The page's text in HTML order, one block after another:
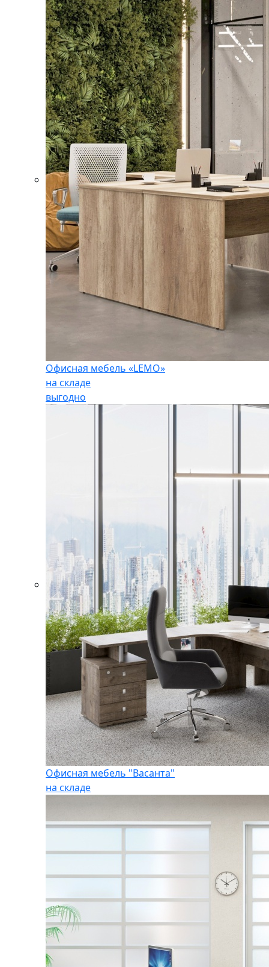
Офисная мебель «LEMO»
на складе
выгодно
Офисная мебель "Васанта"
на складе